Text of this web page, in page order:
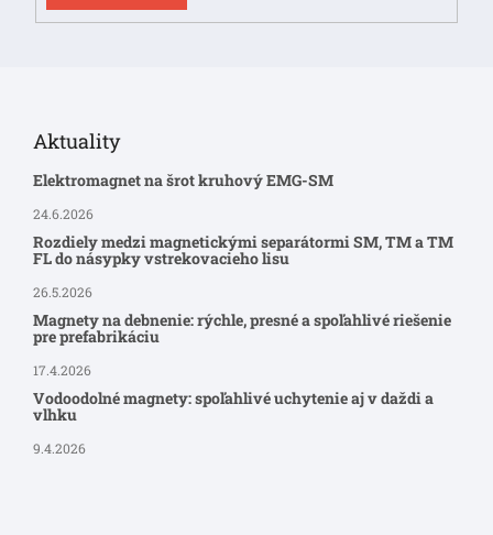
Aktuality
Elektromagnet na šrot kruhový EMG-SM
24.6.2026
Rozdiely medzi magnetickými separátormi SM, TM a TM
FL do násypky vstrekovacieho lisu
26.5.2026
Magnety na debnenie: rýchle, presné a spoľahlivé riešenie
pre prefabrikáciu
17.4.2026
Vodoodolné magnety: spoľahlivé uchytenie aj v daždi a
vlhku
9.4.2026